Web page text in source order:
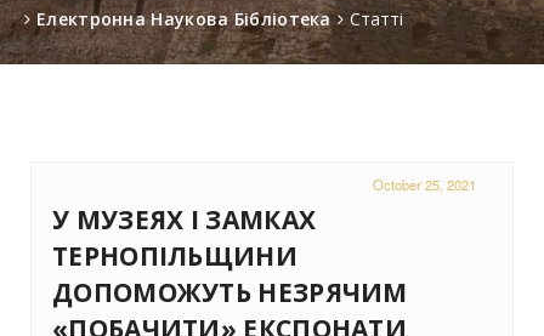
Електронна Наукова Бібліотека
Статті
October 25, 2021
У МУЗЕЯХ І ЗАМКАХ
ТЕРНОПІЛЬЩИНИ
ДОПОМОЖУТЬ НЕЗРЯЧИМ
«ПОБАЧИТИ» ЕКСПОНАТИ